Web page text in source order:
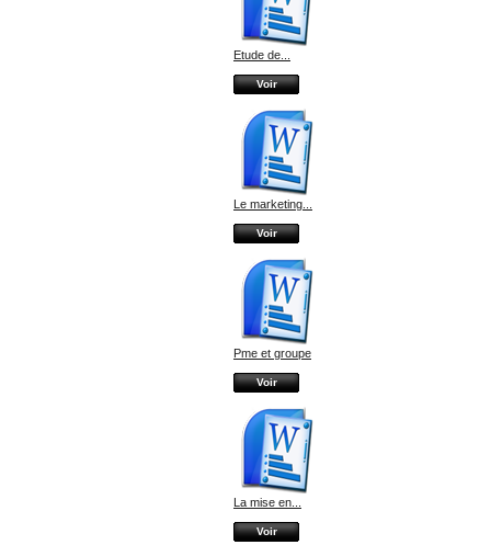
Etude de...
Voir
Le marketing...
Voir
Pme et groupe
Voir
La mise en...
Voir